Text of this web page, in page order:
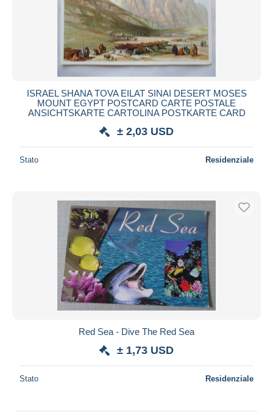
ISRAEL SHANA TOVA EILAT SINAI DESERT MOSES
MOUNT EGYPT POSTCARD CARTE POSTALE
ANSICHTSKARTE CARTOLINA POSTKARTE CARD
± 2,03 USD
Stato Residenziale
Red Sea - Dive The Red Sea
± 1,73 USD
Stato Residenziale